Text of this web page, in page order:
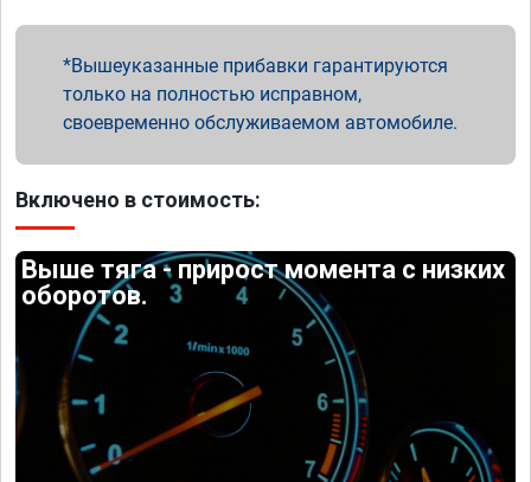
Вышеуказанные прибавки гарантируются
только на полностью исправном,
своевременно обслуживаемом автомобиле.
Включено в стоимость:
Выше тяга - прирост момента с низких
оборотов.